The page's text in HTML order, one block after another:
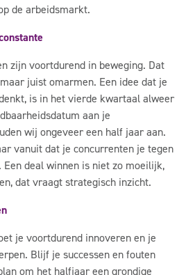
de arbeidsmarkt.
zijn voortdurend in beweging. Dat
juist omarmen. Een idee dat je
is in het vierde kwartaal alweer
aan je
wij ongeveer een half jaar aan.
vanuit dat je concurrenten je tegen
deal winnen is niet zo moeilijk,
dat vraagt strategisch inzicht.
je voortdurend innoveren en je
Blijf je successen en fouten
om het halfjaar een grondige